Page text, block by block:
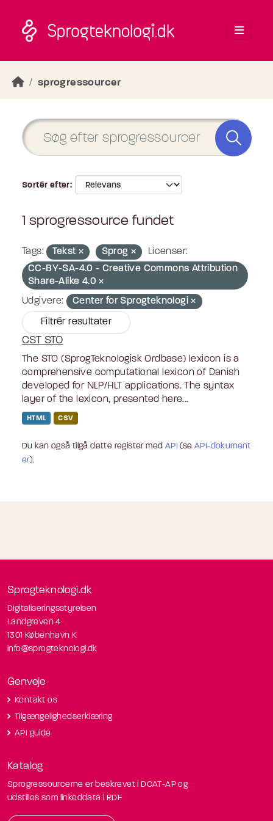
sprogressourcer
Sortér efter
1 sprogressource fundet
Tags: Tekst Sprog
Licenser:
CC-BY-SA-4.0 - Creative Commons Attribution
Share-Alike 4.0
Udgivere:
Center for Sprogteknologi
Filtrér resultater
CST STO
The STO (SprogTeknologisk Ordbase) lexicon is a
comprehensive computational lexicon of Danish
developed for NLP/HLT applications. The syntax
layer of the lexicon, presented here...
HTML CSV
Du kan også tilgå dette register med API (seAPI-dokument
er).
Sprogteknologi.dk
Digitaliseringsstyrelsen
Landgreven 4
1301 København K
info@sprogteknologi.dk
Genveje
Kontakt os
Tilgængelighedserklæring
API guide
Katalog
Sprogressourcerne er beskrevet i DCAT-AP og
udstilles som linkeddata i RDF